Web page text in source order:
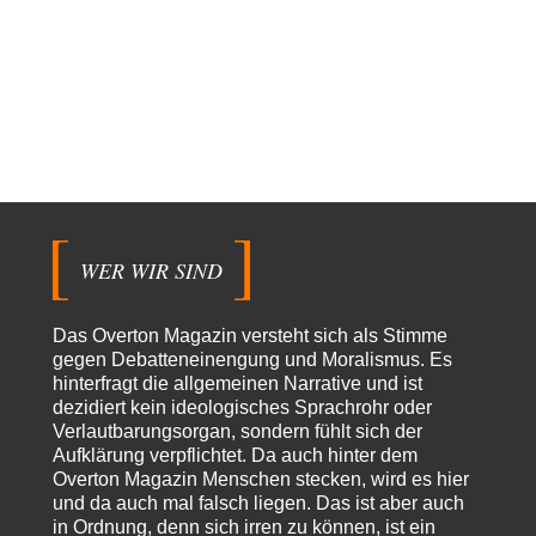
China sagt jetzt auch etwas: Interessant ist vor allem die offizielle
Die Revolution, die nie scheiterte 21
Winkel analysieren ist nicht hilfreich.…
Bernie vor 15 Stunden zu:
@Thomas Danke für den hilfreichen Hinweis ;-) Ob Hamed Abdel-Samad
seine Thesen von Ex-US-Präsident Bush…
Ute Plassvor 18 Stunden zu:
Urteil des Bundesverwaltungsgerichts zur ewigen
Geheimhaltung
Gaby Weber stellt fest : "So ist das in der Bundesrepublik: von
Transparenz, Rechtstaatlichkeit und…
El-Gvor 18 Stunden zu:
WER WIR SIND
Das Overton Magazin versteht sich als Stimme
gegen Debatteneinengung und Moralismus. Es
hinterfragt die allgemeinen Narrative und ist
dezidiert kein ideologisches Sprachrohr oder
Verlautbarungsorgan, sondern fühlt sich der
Aufklärung verpflichtet. Da auch hinter dem
Overton Magazin Menschen stecken, wird es hier
und da auch mal falsch liegen. Das ist aber auch
in Ordnung, denn sich irren zu können, ist ein